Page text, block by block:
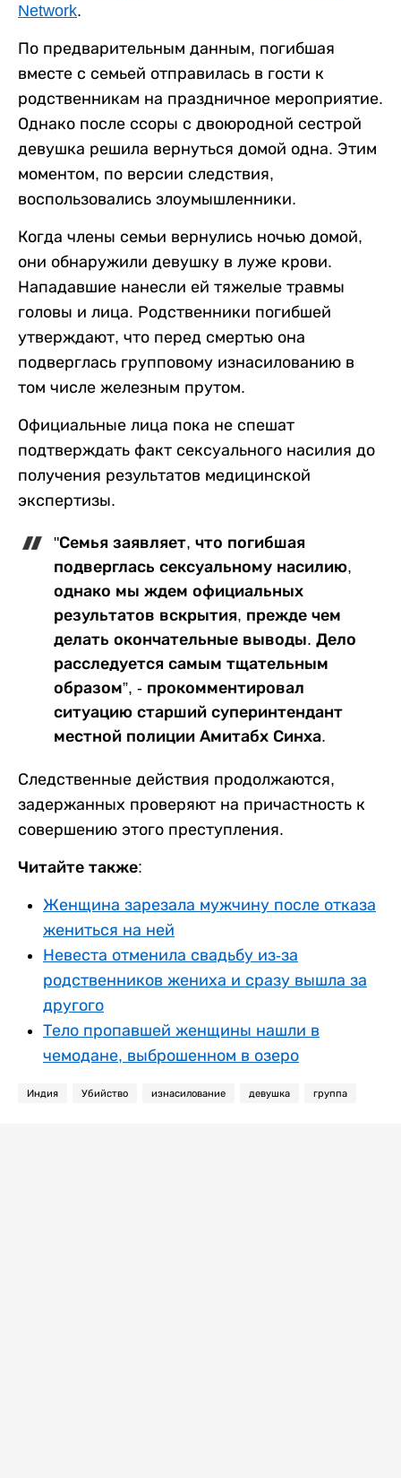
Network.
По предварительным данным, погибшая
вместе с семьей отправилась в гости к
родственникам на праздничное мероприятие.
Однако после ссоры с двоюродной сестрой
девушка решила вернуться домой одна. Этим
моментом, по версии следствия,
воспользовались злоумышленники.
Когда члены семьи вернулись ночью домой,
они обнаружили девушку в луже крови.
Нападавшие нанесли ей тяжелые травмы
головы и лица. Родственники погибшей
утверждают, что перед смертью она
подверглась групповому изнасилованию в
том числе железным прутом.
Официальные лица пока не спешат
подтверждать факт сексуального насилия до
получения результатов медицинской
экспертизы.
"Семья заявляет, что погибшая
подверглась сексуальному насилию,
однако мы ждем официальных
результатов вскрытия, прежде чем
делать окончательные выводы. Дело
расследуется самым тщательным
образом”, - прокомментировал
ситуацию старший суперинтендант
местной полиции Амитабх Синха.
Следственные действия продолжаются,
задержанных проверяют на причастность к
совершению этого преступления.
Читайте также:
Женщина зарезала мужчину после отказа
жениться на ней
Невеста отменила свадьбу из-за
родственников жениха и сразу вышла за
другого
Тело пропавшей женщины нашли в
чемодане, выброшенном в озеро
Индия Убийство изнасилование девушка группа